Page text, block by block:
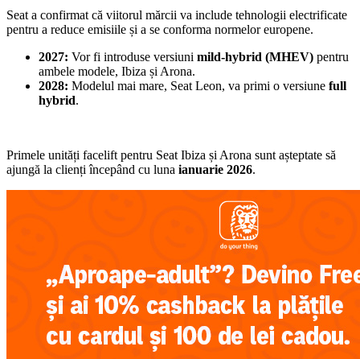
Seat a confirmat că viitorul mărcii va include tehnologii electrificate
pentru a reduce emisiile și a se conforma normelor europene.
2027: Vor fi introduse versiuni mild-hybrid (MHEV) pentru
ambele modele, Ibiza și Arona.
2028: Modelul mai mare, Seat Leon, va primi o versiune full
hybrid.
Primele unități facelift pentru Seat Ibiza și Arona sunt așteptate să
ajungă la clienți începând cu luna ianuarie 2026.